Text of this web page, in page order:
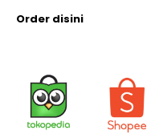
Order disini